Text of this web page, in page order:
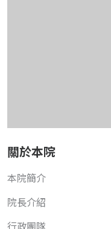
關於本院
本院簡介
院長介紹
行政團隊